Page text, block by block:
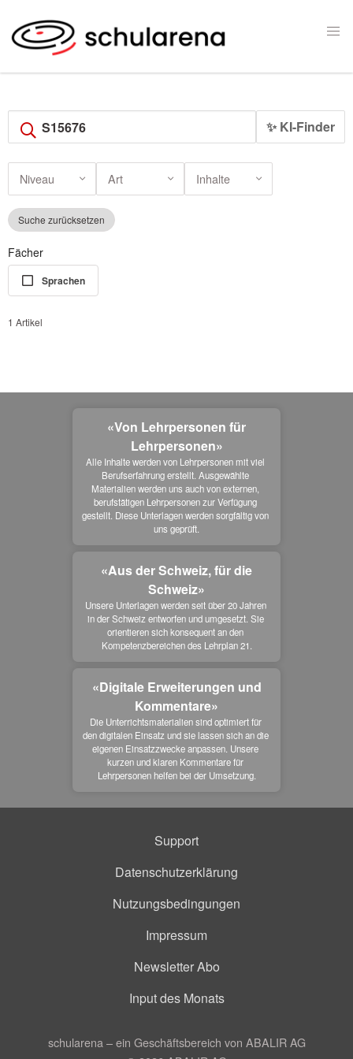
✨ KI-Finder
Niveau Art Inhalte
Suche zurücksetzen
Fächer
Sprachen
1 Artikel
«Von Lehrpersonen für
Lehrpersonen»
Alle Inhalte werden von Lehrpersonen mit viel
Berufserfahrung erstellt. Ausgewählte
Materialien werden uns auch von externen,
berufstätigen Lehrpersonen zur Verfügung
gestellt. Diese Unterlagen werden sorgfältig von
uns geprüft.
«Aus der Schweiz, für die
Schweiz»
Unsere Unterlagen werden seit über 20 Jahren
in der Schweiz entworfen und umgesetzt. Sie
orientieren sich konsequent an den
Kompetenzbereichen des Lehrplan 21.
«Digitale Erweiterungen und
Kommentare»
Die Unterrichtsmaterialien sind optimiert für
den digitalen Einsatz und sie lassen sich an die
eigenen Einsatzzwecke anpassen. Unsere
kurzen und klaren Kommentare für
Lehrpersonen helfen bei der Umsetzung.
Support
Datenschutzerklärung
Nutzungsbedingungen
Impressum
Newsletter Abo
Input des Monats
schularena – ein Geschäftsbereich von ABALIR AG